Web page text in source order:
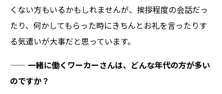
くない方もいるかもしれませんが、挨拶程度の会話だっ
たり、何かしてもらった時にきちんとお礼を言ったりす
る気遣いが大事だと思っています。
—— 一緒に働くワーカーさんは、どんな年代の方が多い
のですか？